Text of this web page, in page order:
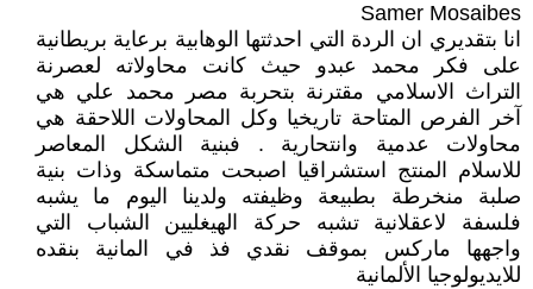
Samer Mosaibes
انا بتقديري ان الردة التي احدثتها الوهابية برعاية بريطانية
على فكر محمد عبدو حيث كانت محاولاته لعصرنة
التراث الاسلامي مقترنة بتحربة مصر محمد علي هي
آخر الفرص المتاحة تاريخيا وكل المحاولات اللاحقة هي
محاولات عدمية وانتحارية . فبنية الشكل المعاصر
للاسلام المنتج استشراقيا اصبحت متماسكة وذات بنية
صلبة منخرطة بطبيعة وظيفته ولدينا اليوم ما يشبه
فلسفة لاعقلانية تشبه حركة الهيغليين الشباب التي
واجهها ماركس بموقف نقدي فذ في المانية بنقده
للايديولوجيا الألمانية